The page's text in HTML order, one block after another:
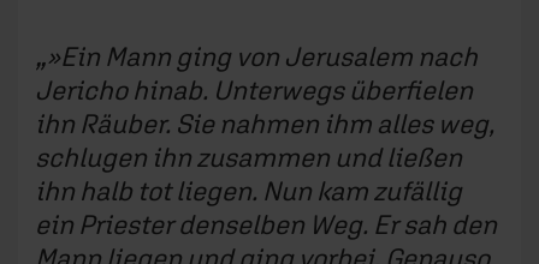
»Ein Mann ging von Jerusalem nach
Jericho hinab. Unterwegs überfielen
ihn Räuber. Sie nahmen ihm alles weg,
schlugen ihn zusammen und ließen
ihn halb tot liegen. Nun kam zufällig
ein Priester denselben Weg. Er sah den